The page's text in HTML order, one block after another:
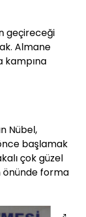
geçireceği
Almane
kampına
Nübel,
başlamak
çok güzel
önünde forma